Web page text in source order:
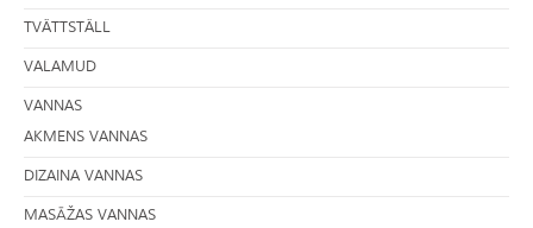
TVÄTTSTÄLL
VALAMUD
VANNAS
AKMENS VANNAS
DIZAINA VANNAS
MASĀŽAS VANNAS